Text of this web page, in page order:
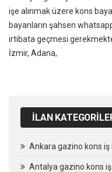
işe alınmak üzere kons
bayanların şahsen
irtibata geçmesi
İzmir, Adana,
İLAN
Ankara gazino kons iş
Antalya gazino kons iş